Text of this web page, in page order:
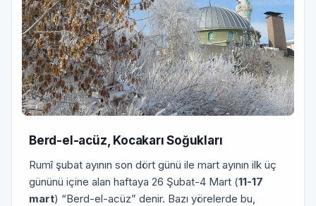
Berd-el-acüz, Kocakarı Soğukları
Rumî şubat ayının son dört günü ile mart ayının ilk üç
gününü içine alan haftaya 26 Şubat-4 Mart (11-17
mart) “Berd-el-acüz” denir. Bazı yörelerde bu,